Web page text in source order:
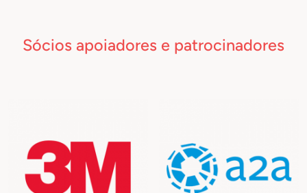
Sócios apoiadores e patrocinadores